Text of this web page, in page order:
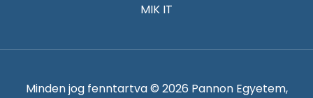
MIK IT
Minden jog fenntartva © 2026 Pannon Egyetem,